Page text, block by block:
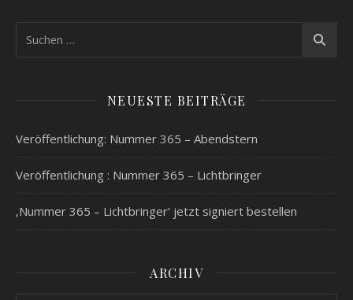
NEUESTE BEITRÄGE
Veröffentlichung: Nummer 365 – Abendstern
Veröffentlichung : Nummer 365 – Lichtbringer
‚Nummer 365 – Lichtbringer‘ jetzt signiert bestellen
ARCHIV